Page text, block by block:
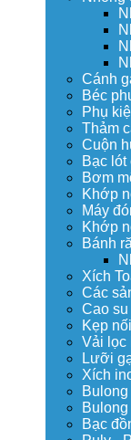
Cánh
Béc
Phụ
Thảm
Cuộn
Bạc lót
Bơm
Khớp
Máy
Khớp
Bánh
Xích
Các
Cao su
Kẹp
Vải lọc
Lưỡi
Xích
Bạc